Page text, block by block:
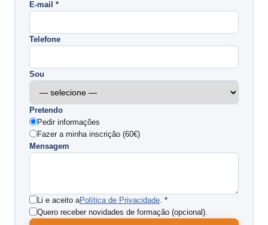
E-mail *
Telefone
Sou
Pretendo
Pedir informações
Fazer a minha inscrição (60€)
Mensagem
Li e aceito aPolítica de Privacidade. *
Quero receber novidades de formação (opcional).